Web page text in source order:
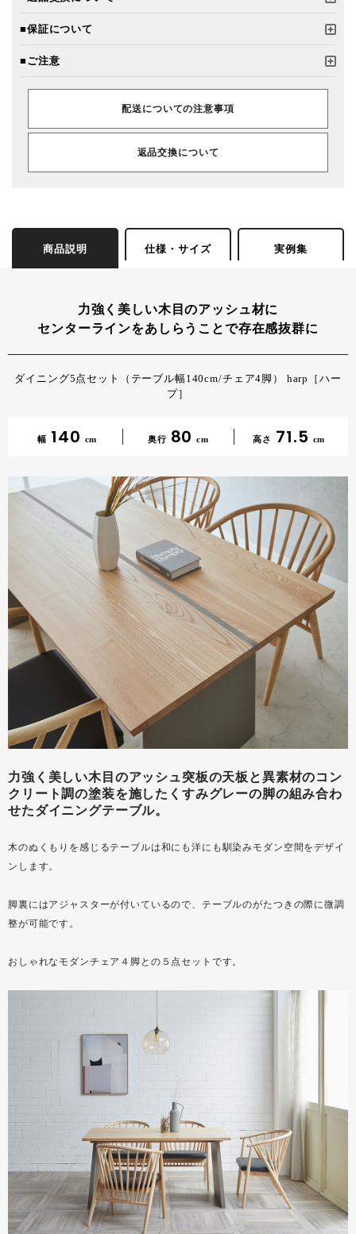
■保証について
■ご注意
配送についての注意事項
返品交換について
商品説明 仕様・サイズ 実例集
力強く美しい木目のアッシュ材に
センターラインをあしらうことで存在感抜群に
ダイニング5点セット（テーブル幅140cm/チェア4脚） harp［ハー
プ］
幅 140 cm 奥行 80 cm 高さ 71.5 cm
力強く美しい木目のアッシュ突板の天板と異素材のコン
クリート調の塗装を施したくすみグレーの脚の組み合わ
せたダイニングテーブル。
木のぬくもりを感じるテーブルは和にも洋にも馴染みモダン空間をデザイ
ンします。
脚裏にはアジャスターが付いているので、テーブルのがたつきの際に微調
整が可能です。
おしゃれなモダンチェア４脚との５点セットです。